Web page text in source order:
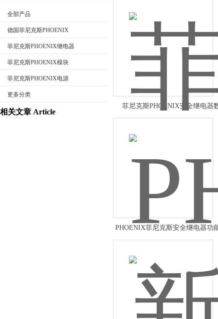
全部产品
德国菲尼克斯PHOENIX
菲尼克斯PHOENIX继电器
菲尼克斯PHOENIX模块
菲尼克斯PHOENIX电源
更多分类
相关文章 Article
菲尼克斯PHOENIX安全继电器
PHOENIX菲尼克斯安全继电器功